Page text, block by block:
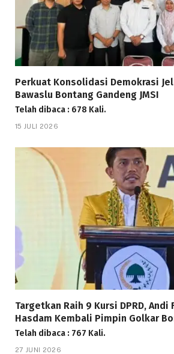
Perkuat Konsolidasi Demokrasi
Bawaslu Bontang Gandeng JMSI
Telah dibaca : 678 Kali.
15 JULI 2026
Targetkan Raih 9 Kursi DPRD, Andi
Hasdam Kembali Pimpin Golkar
Telah dibaca : 767 Kali.
27 JUNI 2026